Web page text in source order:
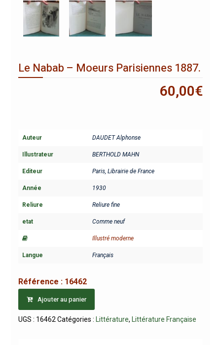
Le Nabab – Moeurs Parisiennes 1887.
60,00€
Auteur DAUDET Alphonse
Illustrateur BERTHOLD MAHN
Editeur Paris, Librairie de France
Année 1930
Reliure Reliure fine
etat Comme neuf
Illustré moderne
Langue Français
Référence : 16462
Ajouter au panier
UGS : 16462 Catégories : Littérature, Littérature Française